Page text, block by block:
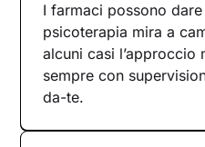
I farmaci possono
psicoterapia mira a
alcuni casi
sempre con
da-te.